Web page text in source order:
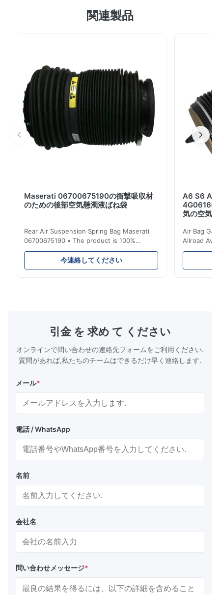
こう。4Z7616051B 4Z7616051D ☆の詳細な説明: Audi
4Z7616051D 適用: Audi A6C5の前部のため 位置: 前部
Left&Right 材料: 良質のゴム 保証: 12か月 MOQ: 10 PC
サンプル: 利用できる 受渡し時間: 3-5日 利点: 信頼できる
質、競争価格速い配達、安全な支払モード...
関連製品
Maserati 06700675190の衝撃吸収材
のための後部空気懸濁液ばね袋
Rear Air Suspension Spring Bag Maserati
06700675190 • The product is 100%
compatible with the original part. Product:
Air Spring & Air Bag OEM No.: 06700675190
Model No.: 06700675190 Position: Rear
今連絡してください
A6 S6 A7
気の空気
Air Bag
Allroad
引金 を 求め て ください
オンラインで問い合わせの連絡先フォームをご利用ください.
質問があれば,私たちのチームはできるだけ早く連絡します.
メール*
電話 / WhatsApp
名前
会社名
問い合わせメッセージ*